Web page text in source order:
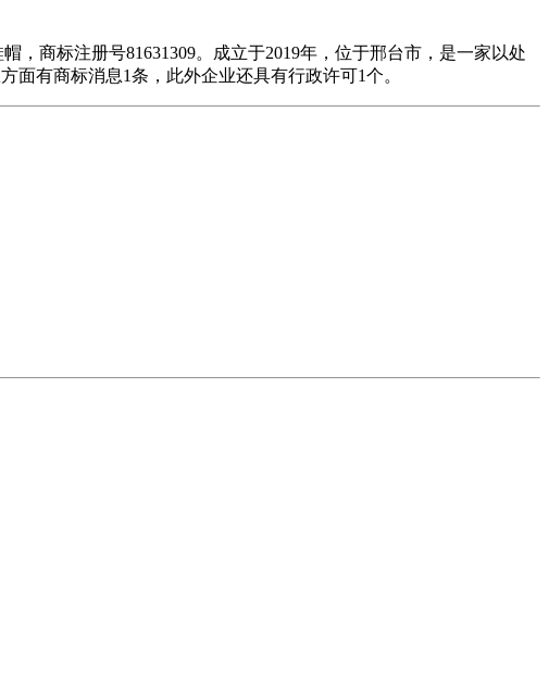
商标注册号81631309。成立于2019年，位于邢台市，是一家以处
有商标消息1条，此外企业还具有行政许可1个。